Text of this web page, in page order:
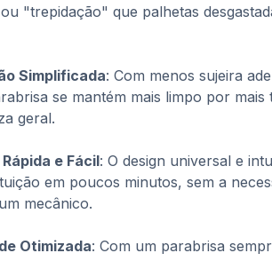
"trepidação" que palhetas
Simplificada: Com menos sujeira
se mantém mais limpo por
geral.
e Fácil: O design universal e
em poucos minutos, sem a
mecânico.
Otimizada: Com um parabrisa